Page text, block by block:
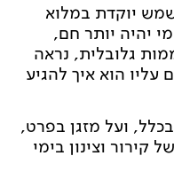
יוקדת במלוא
יהיה יותר חם,
גלובלית, נראה
הוא איך להגיע
בכלל, ועל מזגן בפרט,
וצינון בימי